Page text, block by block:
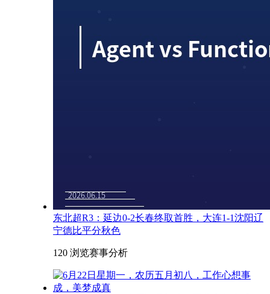
东北超R3：延边0-2长春终取首胜，大连1-1沈阳辽
宁德比平分秋色
120 浏览赛事分析